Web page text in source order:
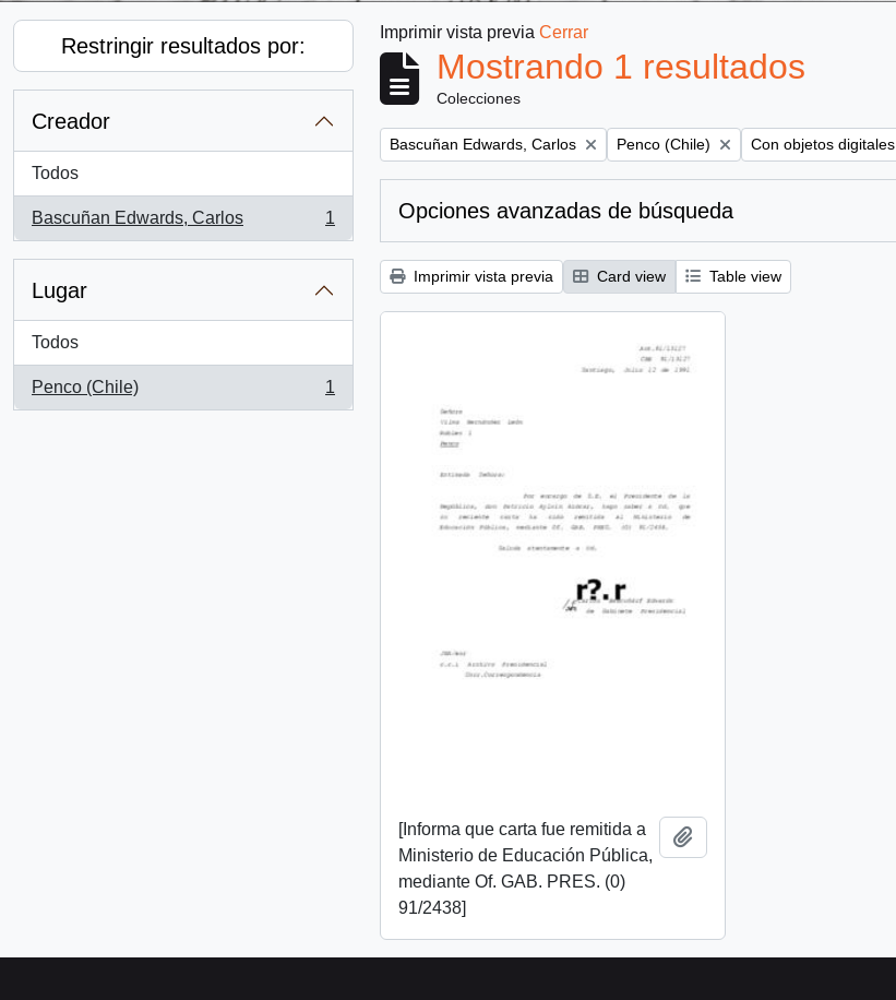
Restringir resultados por:
Creador
Todos
Bascuñan Edwards, Carlos
, 1 resultados
1
Lugar
Todos
Penco (Chile)
, 1 resultados
1
Imprimir vista previa Cerrar
Mostrando 1 resultados
Colecciones
Remove filter:
Bascuñan Edwards, Carlos Remove filter:
Penco (Chile) Remove filter:
Con objetos digitales
Opciones avanzadas de búsqueda
Imprimir vista previa Card view Table view
[Informa que carta fue remitida a
Ministerio de Educación Pública,
mediante Of. GAB. PRES. (0)
91/2438]